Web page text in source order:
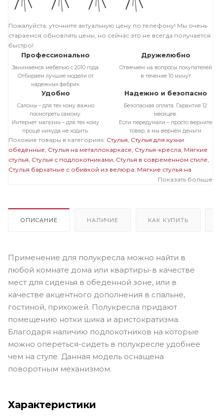
Пожалуйста, уточните актуальную цену по телефону! Мы очень
стараемся обновлять цены, но сейчас это не всегда получается
быстро!
Профессионально
Занимаемся мебелью с 2010 года.
Отбираем лучшие модели от
надежных фабрик.
Дружелюбно
Отвечаем на вопросы покупателей
в течение 10 минут
Удобно
Салоны – для тех кому важно
посмотреть самому.
Интернет магазин – для тех кому
проще никуда не ходить.
Надежно и безопасно
Безопасная оплата. Гарантия 12
месяцев.
Если передумали – просто верните
товар, а мы вернем деньги.
Похожие товары в категориях: Стулья Стулья для кухни
обеденные Стулья на металлокаркасе Стулья-кресла Мягкие
стулья Стулья с подлокотниками Стулья в современном стиле
Стулья бархатные с обивкой из велюра Мягкие стулья на
Светлые стулья на металлокаркасе Стулья на
из велюра Полукресла светлые
подлокотниками
Мягкие светлые стулья
Мягкие стулья
Показать больше
ОПИСАНИЕ НАЛИЧИЕ КАК КУПИТЬ
Применение для полукресла можно найти в
любой комнате дома или квартиры-в качестве
мест для сиденья в обеденной зоне, или в
качестве акцентного дополнения в спальне,
гостиной, прихожей. Полукресла придают
помещению нотки шика и аристократизма.
Благодаря наличию подлокотников на которые
можно опереться-сидеть в полукресле удобнее
чем на стуле. Данная модель оснащена
поворотным механизмом.
Характеристики